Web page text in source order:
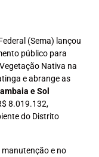
(Sema) lançou
público para
Nativa na
e abrange as
e Sol
8.019.132,
do Distrito
e no